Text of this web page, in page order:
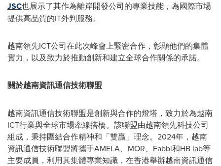
JSC也展示了其作為離岸開發公司的專業技能，為國際市場
提供高品質的IT外判服務。
越南領先ICT公司在此次峰會上緊密合作，彰顯他們的集體
實力，以及致力於推動創新和建立全球合作關係的承諾。
關於越南資訊通信技術聯盟
越南資訊通信技術聯盟是創新與合作的燈塔，致力於為越南
ICT行業與全球市場牽線搭橋。該聯盟由越南領先科技公司
組成，秉持團結合作精神和「雙贏」理念。2024年，越南
資訊通信技術聯盟將攜手AMELA、MOR、Fabbi和HB lab等
主要成員，利用其集體專業知識，在香港舉辦越南資訊通信